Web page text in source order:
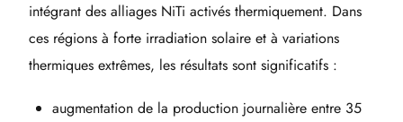
intégrant des alliages NiTi activés thermiquement. Dans
ces régions à forte irradiation solaire et à variations
thermiques extrêmes, les résultats sont significatifs :
augmentation de la production journalière entre 35